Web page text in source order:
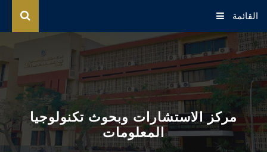
القائمة
البرامج العامة
البرامج المتخصصة
مركز الاستشارات وبحوث تكنولوجيا
المعلومات